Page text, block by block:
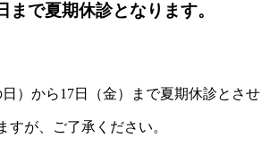
まで夏期休診となります。
）から17日（金）まで夏期休診とさせ
すが、ご了承ください。